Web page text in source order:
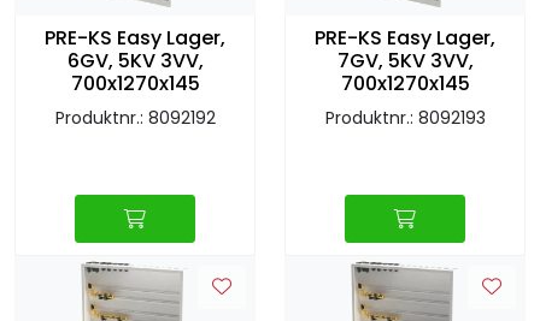
PRE-KS Easy Lager,
6GV, 5KV 3VV,
700x1270x145
Produktnr.: 8092192
PRE-KS Easy Lager,
7GV, 5KV 3VV,
700x1270x145
Produktnr.: 8092193
Tappevann
Varmeanlegg